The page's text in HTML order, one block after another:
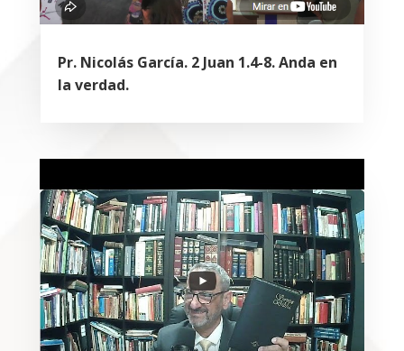
Pr. Nicolás García. 2 Juan 1.4-8. Anda en
la verdad.